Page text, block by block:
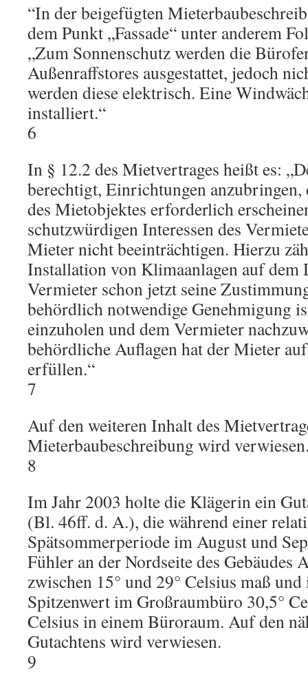
“In der beigefügten
dem Punkt „Fassade“ unter anderem
„Zum Sonnenschutz werden die
Außenraffstores ausgestattet, jedoch
werden diese elektrisch. Eine
installiert.“
6
In § 12.2 des Mietvertrages heißt es:
berechtigt, Einrichtungen
des Mietobjektes erforderlich
schutzwürdigen Interessen des
Mieter nicht beeinträchtigen. Hierzu
Installation von Klimaanlagen auf dem
Vermieter schon jetzt seine
behördlich notwendige Genehmigung
einzuholen und dem Vermieter
behördliche Auflagen hat der Mieter
erfüllen.“
7
Auf den weiteren Inhalt des
Mieterbaubeschreibung wird
8
Im Jahr 2003 holte die Klägerin ein
(Bl. 46ff. d. A.), die während einer
Spätsommerperiode im August und
Fühler an der Nordseite des Gebäudes
zwischen 15° und 29° Celsius maß
Spitzenwert im Großraumbüro 30,5°
Celsius in einem Büroraum. Auf den
Gutachtens wird verwiesen.
9